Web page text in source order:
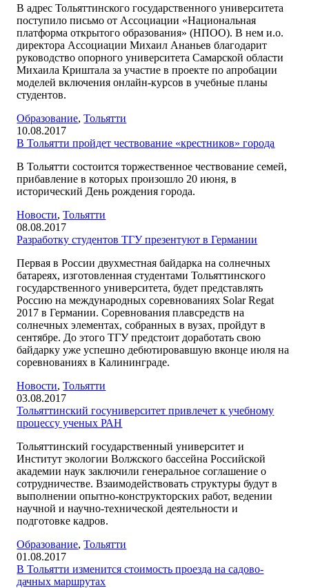
В адрес Тольяттинского государственного университета
поступило письмо от Ассоциации «Национальная
платформа открытого образования» (НПОО). В нем и.о.
директора Ассоциации Михаил Ананьев благодарит
руководство опорного университета Самарской области
Михаила Криштала за участие в проекте по апробации
моделей включения онлайн-курсов в учебные планы
студентов.
Образование,Тольятти
10.08.2017
В Тольятти пройдет чествование «крестников» города
В Тольятти состоится торжественное чествование семей,
прибавление в которых произошло 20 июня, в
исторический День рождения города.
Новости,Тольятти
08.08.2017
Разработку студентов ТГУ презентуют в Германии
Первая в России двухместная байдарка на солнечных
батареях, изготовленная студентами Тольяттинского
государственного университета, будет представлять
Россию на международных соревнованиях Solar Regat
2017 в Германии. Соревнования плавсредств на
солнечных элементах, собранных в вузах, пройдут в
сентябре. До этого ТГУ предстоит доработать свою
байдарку уже успешно дебютировавшую вконце июля на
соревнованиях в Калининграде.
Новости,Тольятти
03.08.2017
Тольяттинский госуниверситет привлечет к учебному
процессу ученых РАН
Тольяттинский государственный университет и
Институт экологии Волжского бассейна Российской
академии наук заключили генеральное соглашение о
сотрудничестве. Взаимодействовать структуры будут в
выполнении опытно-конструкторских работ, ведении
научной и научно-технической деятельности и
подготовке кадров.
Образование,Тольятти
01.08.2017
В Тольятти изменится стоимость проезда на садово-
дачных маршрутах